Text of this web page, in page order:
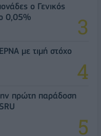
ο Γενικός
0,05%
με τιμή στόχο
πρώτη παράδοση